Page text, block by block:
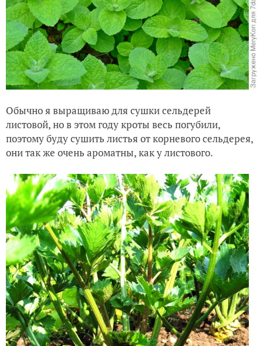
Обычно я выращиваю для сушки сельдерей
листовой, но в этом году кроты весь погубили,
поэтому буду сушить листья от корневого сельдерея,
они так же очень ароматны, как у листового.